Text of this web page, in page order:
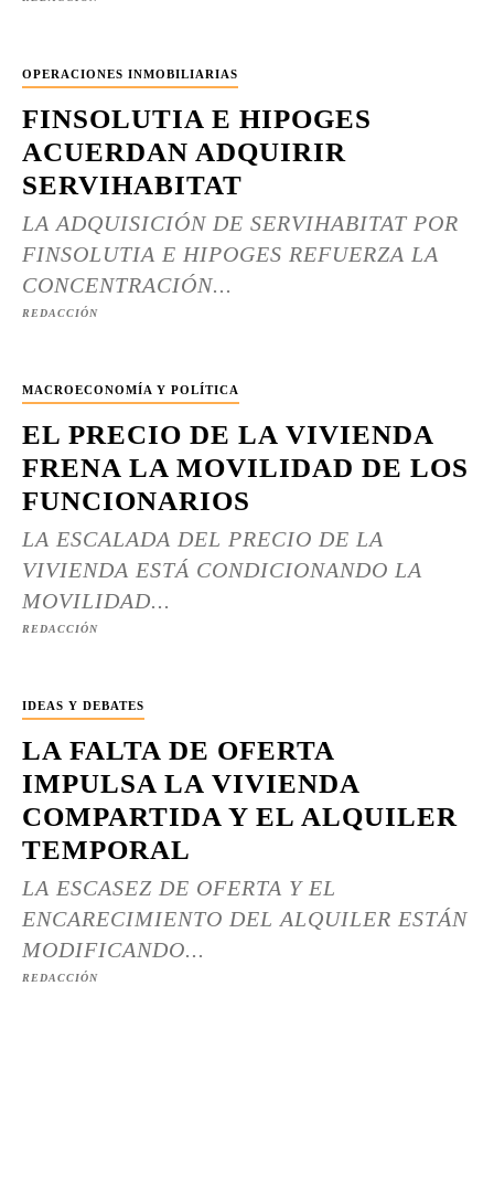
OPERACIONES INMOBILIARIAS
FINSOLUTIA E HIPOGES
ACUERDAN ADQUIRIR
SERVIHABITAT
LA ADQUISICIÓN DE SERVIHABITAT POR
FINSOLUTIA E HIPOGES REFUERZA LA
CONCENTRACIÓN...
REDACCIÓN
MACROECONOMÍA Y POLÍTICA
EL PRECIO DE LA VIVIENDA
FRENA LA MOVILIDAD DE LOS
FUNCIONARIOS
LA ESCALADA DEL PRECIO DE LA
VIVIENDA ESTÁ CONDICIONANDO LA
MOVILIDAD...
REDACCIÓN
IDEAS Y DEBATES
LA FALTA DE OFERTA
IMPULSA LA VIVIENDA
COMPARTIDA Y EL ALQUILER
TEMPORAL
LA ESCASEZ DE OFERTA Y EL
ENCARECIMIENTO DEL ALQUILER ESTÁN
MODIFICANDO...
REDACCIÓN